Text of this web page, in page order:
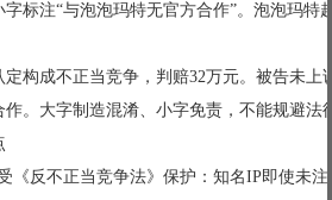
标注“与泡泡玛特无官方合作”。泡泡玛特
成不正当竞争，判赔32万元。被告未上
。大字制造混淆、小字免责，不能规避法
反不正当竞争法》保护：知名IP即使未注